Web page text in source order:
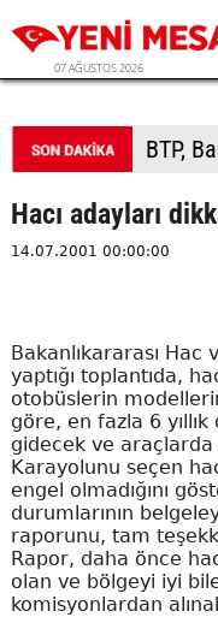
07 AĞUSTOS 2026
Hacı adayları
14.07.2001 00:00:00
Bakanlıkararası
yaptığı toplantıda,
otobüslerin
göre, en fazla 6
gidecek ve araçlarda
Karayolunu seçen
engel olmadığını
durumlarının
raporunu, tam
Rapor, daha önce
olan ve bölgeyi iyi
komisyonlardan